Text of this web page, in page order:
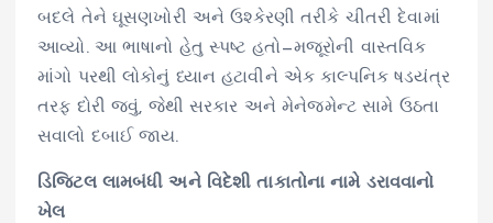
બદલે તેને ઘૂસણખોરી અને ઉશ્કેરણી તરીકે ચીતરી દેવામાં
આવ્યો. આ ભાષાનો હેતુ સ્પષ્ટ હતો—મજૂરોની વાસ્તવિક
માંગો પરથી લોકોનું ધ્યાન હટાવીને એક કાલ્પનિક ષડયંત્ર
તરફ દોરી જવું, જેથી સરકાર અને મેનેજમેન્ટ સામે ઉઠતા
સવાલો દબાઈ જાય.
ડિજિટલ લામબંધી અને વિદેશી તાકાતોના નામે ડરાવવાનો
ખેલ